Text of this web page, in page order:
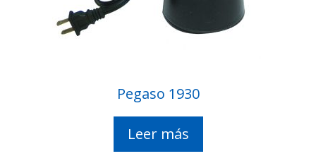
Pegaso 1930
Leer más